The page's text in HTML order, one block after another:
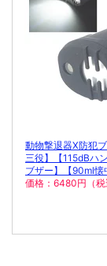
動物撃退器X防
三役】【115dBハ
ブザー】【90ml懐
価格：6480円（税